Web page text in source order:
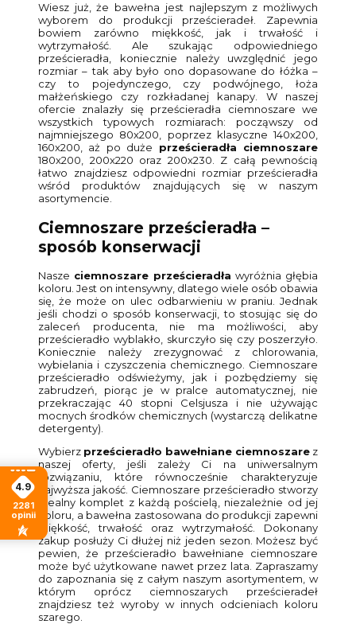
Wiesz już, że bawełna jest najlepszym z możliwych
wyborem do produkcji prześcieradeł. Zapewnia
bowiem zarówno miękkość, jak i trwałość i
wytrzymałość. Ale szukając odpowiedniego
prześcieradła, koniecznie należy uwzględnić jego
rozmiar – tak aby było ono dopasowane do łóżka –
czy to pojedynczego, czy podwójnego, łoża
małżeńskiego czy rozkładanej kanapy. W naszej
ofercie znalazły się prześcieradła ciemnoszare we
wszystkich typowych rozmiarach: począwszy od
najmniejszego 80x200, poprzez klasyczne 140x200,
160x200, aż po duże prześcieradła ciemnoszare
180x200, 200x220 oraz 200x230. Z całą pewnością
łatwo znajdziesz odpowiedni rozmiar prześcieradła
wśród produktów znajdujących się w naszym
asortymencie.
Ciemnoszare prześcieradła –
sposób konserwacji
Nasze ciemnoszare prześcieradła wyróżnia głębia
koloru. Jest on intensywny, dlatego wiele osób obawia
się, że może on ulec odbarwieniu w praniu. Jednak
jeśli chodzi o sposób konserwacji, to stosując się do
zaleceń producenta, nie ma możliwości, aby
prześcieradło wyblakło, skurczyło się czy poszerzyło.
Koniecznie należy zrezygnować z chlorowania,
wybielania i czyszczenia chemicznego. Ciemnoszare
prześcieradło odświeżymy, jak i pozbędziemy się
zabrudzeń, piorąc je w pralce automatycznej, nie
przekraczając 40 stopni Celsjusza i nie używając
mocnych środków chemicznych (wystarczą delikatne
detergenty).
Wybierz prześcieradło bawełniane ciemnoszare z
naszej oferty, jeśli zależy Ci na uniwersalnym
rozwiązaniu, które równocześnie charakteryzuje
najwyższa jakość. Ciemnoszare prześcieradło stworzy
idealny komplet z każdą pościelą, niezależnie od jej
koloru, a bawełna zastosowana do produkcji zapewni
miękkość, trwałość oraz wytrzymałość. Dokonany
zakup posłuży Ci dłużej niż jeden sezon. Możesz być
pewien, że prześcieradło bawełniane ciemnoszare
może być użytkowane nawet przez lata. Zapraszamy
do zapoznania się z całym naszym asortymentem, w
którym oprócz ciemnoszarych prześcieradeł
znajdziesz też wyroby w innych odcieniach koloru
szarego.
4.9
2281
opinii